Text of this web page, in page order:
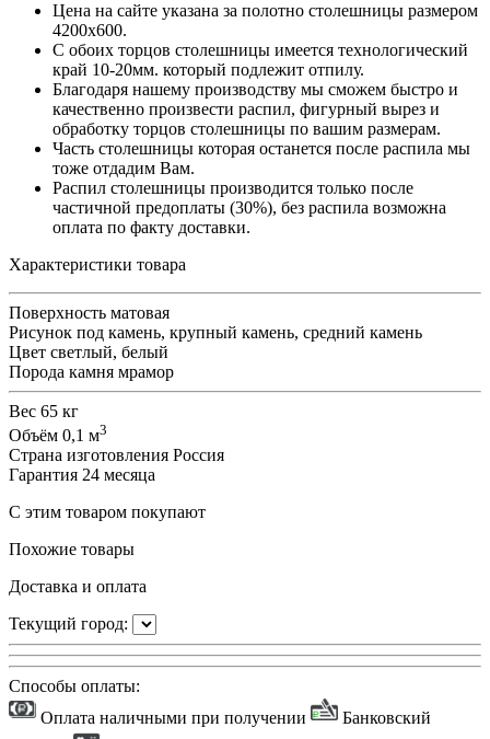
Цена на сайте указана за полотно столешницы размером
4200х600.
С обоих торцов столешницы имеется технологический
край 10-20мм. который подлежит отпилу.
Благодаря нашему производству мы сможем быстро и
качественно произвести распил, фигурный вырез и
обработку торцов столешницы по вашим размерам.
Часть столешницы которая останется после распила мы
тоже отдадим Вам.
Распил столешницы производится только после
частичной предоплаты (30%), без распила возможна
оплата по факту доставки.
Характеристики товара
Поверхность матовая
Рисунок под камень, крупный камень, средний камень
Цвет светлый, белый
Порода камня мрамор
Вес 65 кг
Объём 0,1 м3
Страна изготовления Россия
Гарантия 24 месяца
С этим товаром покупают
Похожие товары
Доставка и оплата
Текущий город:
Способы оплаты:
Оплата наличными при получении
Банковский